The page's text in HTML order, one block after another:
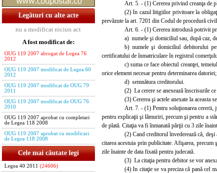
Legături cu alte acte
nu a modificat niciun act
A fost modificat de:
OUG 119 2007 abrogat de Legea 76
2012
OUG 119 2007 modificat de Legea 60
2012
OUG 119 2007 modificat de OUG 79
2011
OUG 119 2007 modificat de OUG 76
2010
OUG 119 2007 aprobat cu completari
de Legea 118 2008
OUG 119 2007 aprobat cu modificari
de Legea 118 2008
Cele mai căutate legi
Legea 40 2011 (24606)
Art. 5. - (1) Cererea privind creanţa de
(2) In cazul litigiilor privitoare la
prevăzute la art. 7201 din Codul de procedură
Art. 6. - (1) Cererea introdusă potrivit
a) numele şi domiciliul sau, după caz,
b) numele şi domiciliul debitorului
certificatului de înmatriculare în registrul
c) suma ce face obiectul creanţei,
orice element necesar pentru determinarea datoriei;
d) semnătura creditorului.
(2) La cerere se anexează înscrisurile
(3) Cererea şi actele anexate la aceasta
Art. 7. - (1) Pentru soluţionarea cererii,
pentru explicaţii şi lămuriri, precum şi pentru a
de plată. Citaţia va fi înmanată părţii cu 3 zile
(2) Cand creditorul învederează că,
citarea acestuia prin publicitate. Afişarea,
zile înainte de data fixată pentru judecată.
(3) La citaţia pentru debitor se vor
(4) In citaţie se va preciza că pană cel